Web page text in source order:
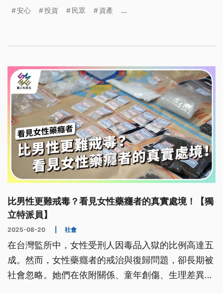
而不休」。這樣的趨勢反映民眾對退休的不安，也衍
穩的退休生活，已是現代人的必修知識。
安心 投資 民眾 資產 ...
比男性更難戒毒？看見女性藥癮者的真實處境！【獨
立特派員】
2025-08-20 社會
在台灣監所中，女性受刑人因毒品入獄的比例高達五
成。然而，女性藥癮者的戒治與復歸問題，卻長期被
社會忽略。她們在依附關係、童年創傷、生理差異以